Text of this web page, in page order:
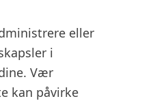
eller
i
Vær
kan påvirke